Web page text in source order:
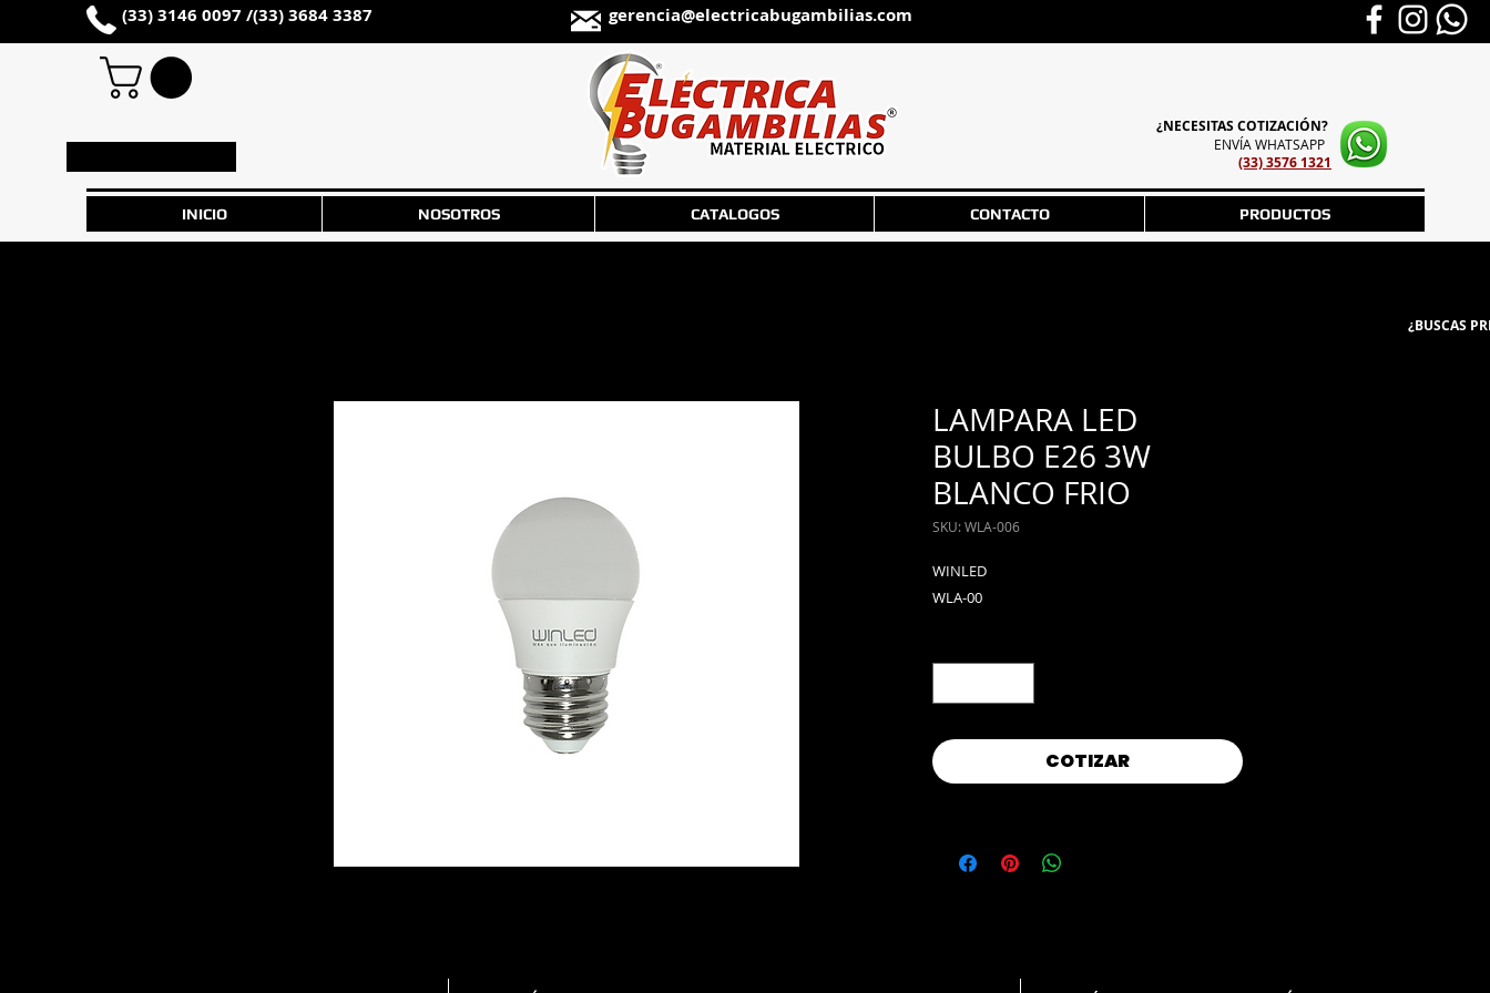
(33) 3146 0097 /(33) 3684 3387 gerencia@electricabugambilias.com
¿NECESITAS COTIZACIÓN?
ENVÍA WHATSAPP
(33) 3576 1321
INICIO NOSOTROS CATALOGOS CONTACTO PRODUCTOS
LAMPARA LED
BULBO E26 3W
BLANCO FRIO
SKU: WLA-006
WINLED
WLA-00
COTIZAR
¿BUSCAS